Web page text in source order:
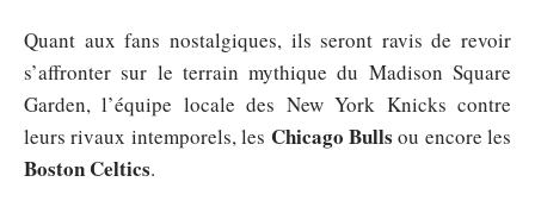
Quant aux fans nostalgiques, ils seront ravis de revoir
s’affronter sur le terrain mythique du Madison Square
Garden, l’équipe locale des New York Knicks contre
leurs rivaux intemporels, les Chicago Bulls ou encore les
Boston Celtics.